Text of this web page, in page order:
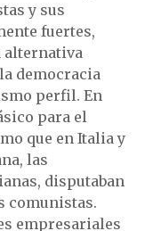
y sus
fuertes,
alternativa
democracia
perfil. En
para el
que en Italia y
las
disputaban
comunistas.
empresariales